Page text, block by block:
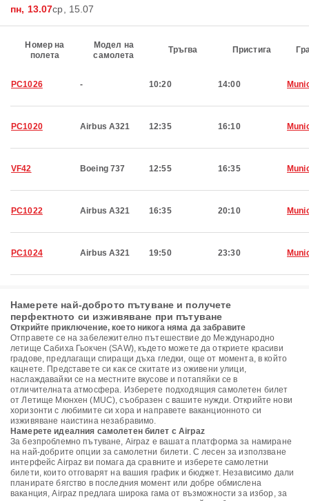
пн, 13.07ср, 15.07
Номер на
полета
Модел на
самолета
Тръгва Пристига
PC1026 - 10:20 14:00
PC1020 Airbus A321 12:35 16:10
VF42 Boeing 737 12:55 16:35
PC1022 Airbus A321 16:35 20:10
PC1024 Airbus A321 19:50 23:30
Намерете най-доброто пътуване и получете
перфектното си изживяване при пътуване
Открийте приключение, което никога няма да забравите
Отправете се на забележително пътешествие до Международно
летище Сабиха Гьокчен (SAW), където можете да откриете красиви
градове, предлагащи спиращи дъха гледки, още от момента, в който
кацнете. Представете си как се скитате из оживени улици,
наслаждавайки се на местните вкусове и потапяйки се в
отличителната атмосфера. Изберете подходящия самолетен билет
от Летище Мюнхен (MUC), съобразен с вашите нужди. Открийте нови
хоризонти с любимите си хора и направете ваканционното си
изживяване наистина незабравимо.
Намерете идеалния самолетен билет с Airpaz
За безпроблемно пътуване, Airpaz е вашата платформа за намиране
на най-добрите опции за самолетни билети. С лесен за използване
интерфейс Airpaz ви помага да сравните и изберете самолетни
билети, които отговарят на вашия график и бюджет. Независимо дали
планирате бягство в последния момент или добре обмислена
ваканция, Airpaz предлага широка гама от възможности за избор, за